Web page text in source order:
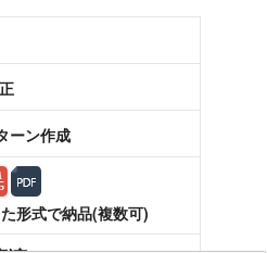
ーン作成
形式で納品(複数可)